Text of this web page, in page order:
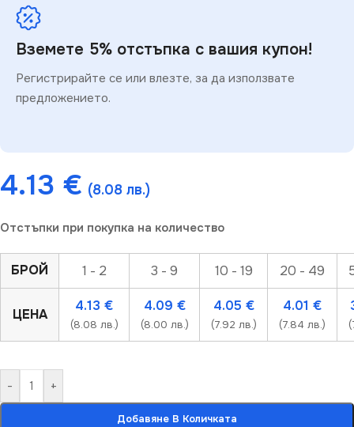
Вземете 5% отстъпка с вашия купон!
Регистрирайте се или влезте, за да използвате
предложението.
4.13 € (8.08 лв.)
Отстъпки при покупка на количество
БРОЙ 1 - 2 3 - 9 10 - 19 20 - 49
ЦЕНА
4.13 €
(8.08 лв.)
4.09 €
(8.00 лв.)
4.05 €
(7.92 лв.)
4.01 €
(7.84 лв.)
- +
Добавяне В Количката